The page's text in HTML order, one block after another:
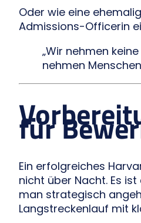
Oder wie eine
Admissions-Officerin
„Wir nehmen
nehmen
für
Ein erfolgreiches
nicht über Nacht. Es ist
man strategisch
Langstreckenlauf mit